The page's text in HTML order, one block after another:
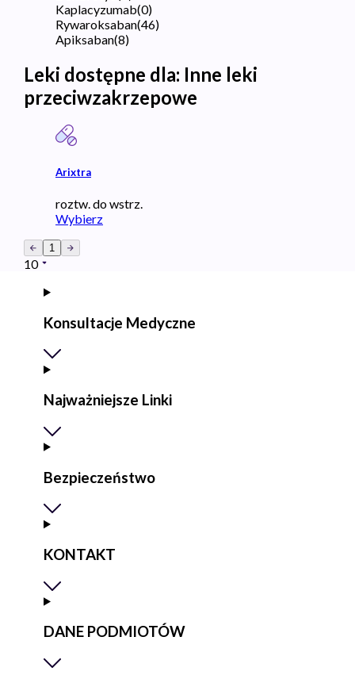
Kaplacyzumab(0)
Rywaroksaban(46)
Apiksaban(8)
Leki dostępne dla: Inne leki
przeciwzakrzepowe
Arixtra
roztw. do wstrz.
Wybierz
1
10
Konsultacje Medyczne
Najważniejsze Linki
Bezpieczeństwo
KONTAKT
DANE PODMIOTÓW